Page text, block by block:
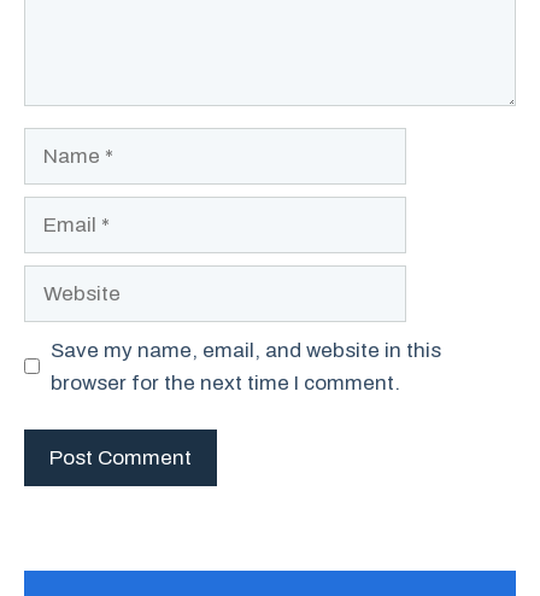
Save my name, email, and website in this
browser for the next time I comment.